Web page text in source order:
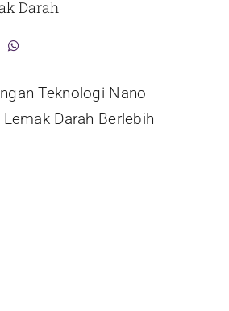
Darah
Teknologi Nano
Darah Berlebih